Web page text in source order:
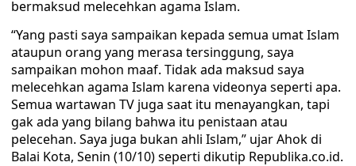
bermaksud melecehkan agama Islam.
“Yang pasti saya sampaikan kepada semua umat Islam
ataupun orang yang merasa tersinggung, saya
sampaikan mohon maaf. Tidak ada maksud saya
melecehkan agama Islam karena videonya seperti apa.
Semua wartawan TV juga saat itu menayangkan, tapi
gak ada yang bilang bahwa itu penistaan atau
pelecehan. Saya juga bukan ahli Islam,” ujar Ahok di
Balai Kota, Senin (10/10) seperti dikutip Republika.co.id.